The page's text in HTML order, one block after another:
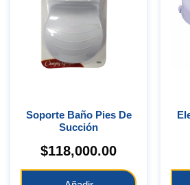
Soporte Baño Pies De
Succión
$118,000.00
Elevador De Sanitario